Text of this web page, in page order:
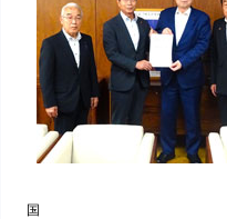
国